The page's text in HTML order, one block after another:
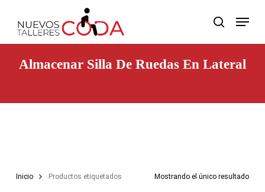
content
search
Menu
Almacenar Silla De Ruedas En Lateral
Mostrando el único resultado
Inicio Productos etiquetados